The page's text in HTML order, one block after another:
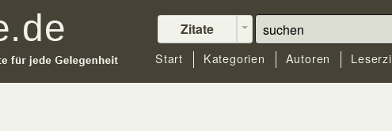
Zitate
Start Kategorien Autoren